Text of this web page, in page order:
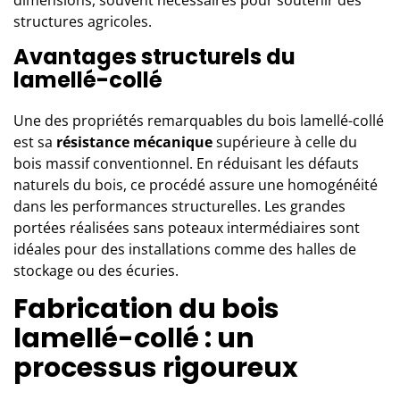
structures agricoles.
Avantages structurels du
lamellé-collé
Une des propriétés remarquables du bois lamellé-collé
est sa résistance mécaniquesupérieure à celle du
bois massif conventionnel. En réduisant les défauts
naturels du bois, ce procédé assure une homogénéité
dans les performances structurelles. Les grandes
portées réalisées sans poteaux intermédiaires sont
idéales pour des installations comme des halles de
stockage ou des écuries.
Fabrication du bois
lamellé-collé : un
processus rigoureux